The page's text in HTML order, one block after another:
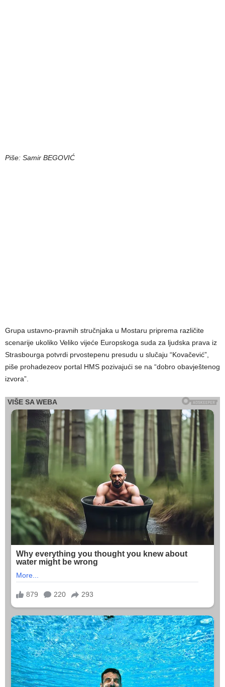
Piše: Samir BEGOVIĆ
Grupa ustavno-pravnih stručnjaka u Mostaru priprema različite
scenarije ukoliko Veliko vijeće Europskoga suda za ljudska prava iz
Strasbourga potvrdi prvostepenu presudu u slučaju “Kovačević”,
piše prohadezeov portal HMS pozivajući se na “dobro obavještenog
izvora”.